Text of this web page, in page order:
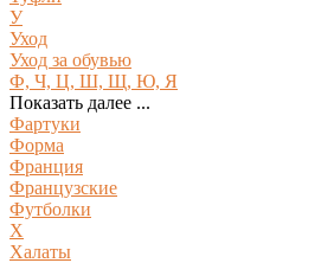
У
Уход
Уход за обувью
Ф, Ч, Ц, Ш, Щ, Ю, Я
Показать далее ...
Фартуки
Форма
Франция
Французские
Футболки
Х
Халаты